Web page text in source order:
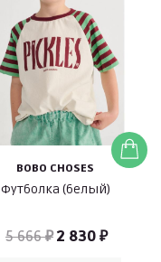
BOBO CHOSES
Футболка (белый)
5 666 ₽ 2 830 ₽